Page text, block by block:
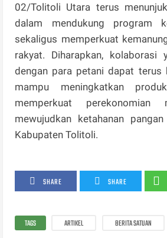
02/Tolitoli Utara terus
dalam mendukung program
sekaligus memperkuat
rakyat. Diharapkan, kolaborasi
dengan para petani dapat terus
mampu meningkatkan
memperkuat perekonomian
mewujudkan ketahanan
Kabupaten Tolitoli.
SHARE SHARE
TAGS ARTIKEL BERITA SATUAN